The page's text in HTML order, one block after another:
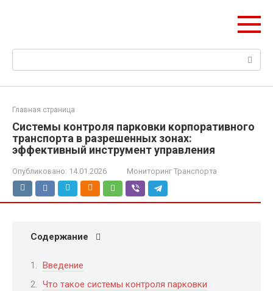
Поиск:
Главная страница
Системы контроля парковки корпоративного
транспорта в разрешенных зонах:
эффективный инструмент управления
Опубликовано: 14.01.2026 Мониторинг Транспорта
Содержание
Введение
Что такое системы контроля парковки